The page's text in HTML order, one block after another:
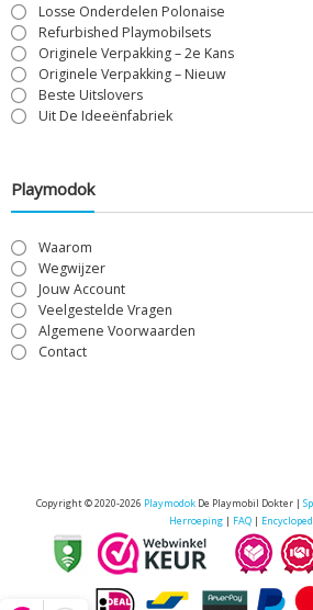
Losse Onderdelen Polonaise
Refurbished Playmobilsets
Originele Verpakking – 2e Kans
Originele Verpakking – Nieuw
Beste Uitslovers
Uit De Ideeënfabriek
Playmodok
Waarom
Wegwijzer
Jouw Account
Veelgestelde Vragen
Algemene Voorwaarden
Contact
Copyright © 2020-2026 PlaymodokDe Playmobil Dokter |
Herroeping | FAQ |